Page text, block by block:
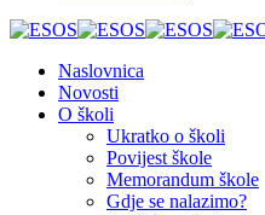
Naslovnica
Novosti
O školi
Ukratko o školi
Povijest škole
Memorandum škole
Gdje se nalazimo?